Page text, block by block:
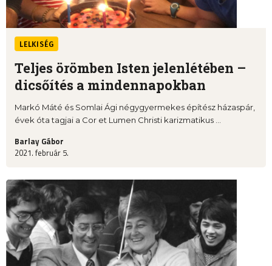
LELKISÉG
Teljes örömben Isten jelenlétében –
dicsőítés a mindennapokban
Markó Máté és Somlai Ági négygyermekes építész házaspár,
évek óta tagjai a Cor et Lumen Christi karizmatikus ...
Barlay Gábor
2021. február 5.